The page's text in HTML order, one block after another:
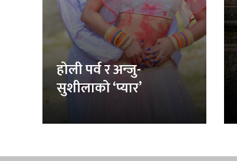
होली पर्व र अन्जु-
सुशीलाको ‘प्यार’